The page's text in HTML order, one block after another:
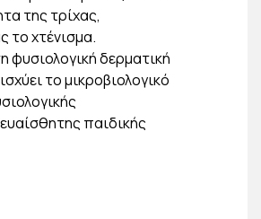
της τρίχας,
το χτένισμα.
φυσιολογική δερματική
το μικροβιολογικό
παιδικής